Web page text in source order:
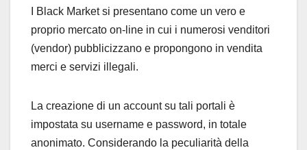
I Black Market si presentano come un vero e
proprio mercato on-line in cui i numerosi venditori
(vendor) pubblicizzano e propongono in vendita
merci e servizi illegali.
La creazione di un account su tali portali è
impostata su username e password, in totale
anonimato. Considerando la peculiarità della